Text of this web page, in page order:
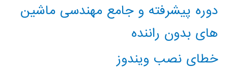
دوره پیشرفته و جامع مهندسی ماشین
های بدون راننده
خطای نصب ویندوز